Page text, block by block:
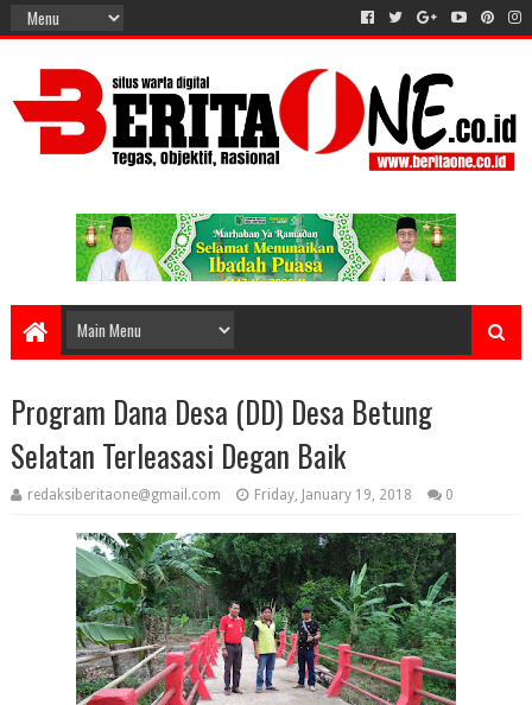
Program Dana Desa (DD) Desa Betung
Selatan Terleasasi Degan Baik
redaksiberitaone@gmail.com Friday, January 19, 2018 0